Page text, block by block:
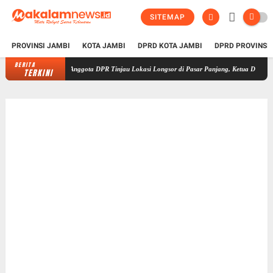
SITEMAP
PROVINSI JAMBI KOTA JAMBI DPRD KOTA JAMBI DPRD
BERITA
TERKINI
Bersama Anggota DPR Tinjau Lokasi Longsor di Pasar Panjang, Ketua DPRD Kota